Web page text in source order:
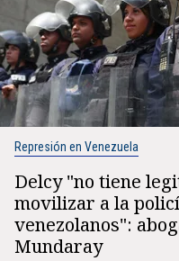
Represión en Venezuela
Delcy "no tiene
movilizar a la
venezolanos":
Mundaray